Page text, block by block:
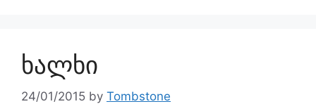
ხალხი
24/01/2015 by Tombstone